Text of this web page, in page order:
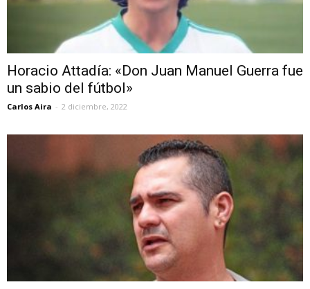
Horacio Attadía: «Don Juan Manuel Guerra fue
un sabio del fútbol»
Carlos Aira - 2 diciembre, 2022